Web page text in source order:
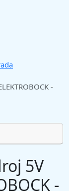
-
5V
-